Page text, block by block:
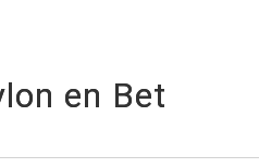
en Bet